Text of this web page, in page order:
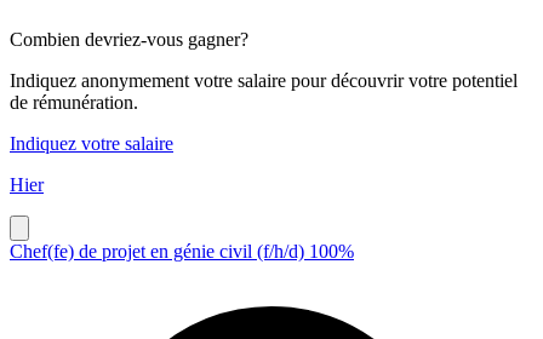
Combien devriez-vous gagner?
Indiquez anonymement votre salaire pour découvrir votre potentiel
de rémunération.
Indiquez votre salaire
Hier
Chef(fe) de projet en génie civil (f/h/d) 100%